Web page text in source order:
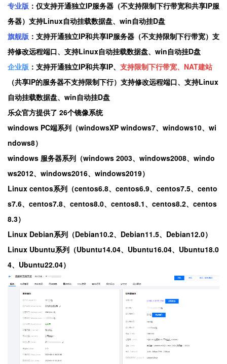
专业版 ：仅支持开通独立IP服务器（不支持限制下行带宽和共享IP服
务器）支持Linux自动挂载数据盘、win自动挂D盘
旗舰版 ：支持开通独立IP和共享IP服务器（不支持限制下行带宽）支
持修改远程端口、支持Linux自动挂载数据盘、win自动挂D盘
企业版 ：支持开通独立IP和共享IP、 支持限制下行带宽、NAT建站
（共享IP的服务器不支持限制下行）支持修改远程端口、支持Linux
自动挂载数据盘、win自动挂D盘
乐众官方提供了 26个镜像系统
windows PC端系列（windowsXP windows7、windows10、wi
ndows8）
windows 服务器系列（windows 2003、windows2008、windo
ws2012、windows2016、windows2019）
Linux centos系列（centos6.8、centos6.9、centos7.5、cento
s7.6、centos7.8、centos8.0、centos8.1、centos8.2、centos
8.3）
Linux Debian系列（Debian10.2、Debian11.5、Debian12.0）
Linux Ubuntu系列（Ubuntu14.04、Ubuntu16.04、Ubuntu18.0
4、Ubuntu22.04）